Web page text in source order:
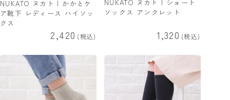
NUKATO ヌカト | かかとケ
ア靴下 レディース ハイソッ
クス
2,420 税込
NUKATO ヌカト | ショート
ソックス アンクレット
1,320 税込